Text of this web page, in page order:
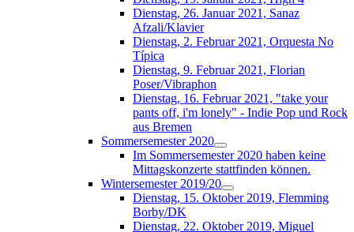
Dienstag, 26. Januar 2021, Sanaz
Afzali/Klavier
Dienstag, 2. Februar 2021, Orquesta No
Típica
Dienstag, 9. Februar 2021, Florian
Poser/Vibraphon
Dienstag, 16. Februar 2021, "take your
pants off, i'm lonely" - Indie Pop und Rock
aus Bremen
Sommersemester 2020
Im Sommersemester 2020 haben keine
Mittagskonzerte stattfinden können.
Wintersemester 2019/20
Dienstag, 15. Oktober 2019, Flemming
Borby/DK
Dienstag, 22. Oktober 2019, Miguel